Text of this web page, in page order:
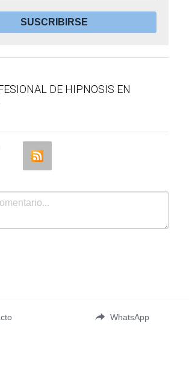
SUSCRIBIRSE
DE HIPNOSIS EN
WhatsApp